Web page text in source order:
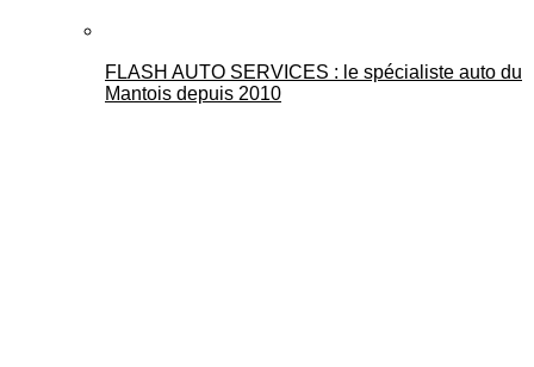
FLASH AUTO SERVICES : le spécialiste auto du
Mantois depuis 2010